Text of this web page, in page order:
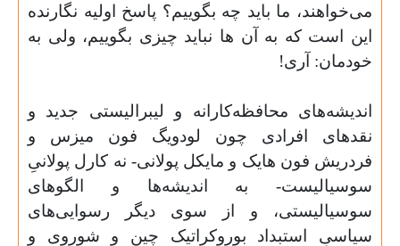
می‌خواهند، ما باید چه بگوییم؟ پاسخ اولیه نگارنده
این است که به آن ها نباید چیزی بگوییم، ولی به
خودمان: آری!
اندیشه‌های محافظه‌کارانه و لیبرالیستی جدید و
نقدهای افرادی چون لودویگ فون میزس و
فردریش فون هایک و مایکل پولانی- نه کارل پولانیِ
سوسیالیست- به اندیشه‌ها و الگوهای
سوسیالیستی، و از سوی دیگر رسوایی‌های
سیاسیِ استبداد بوروکراتیک چین و شوروی و